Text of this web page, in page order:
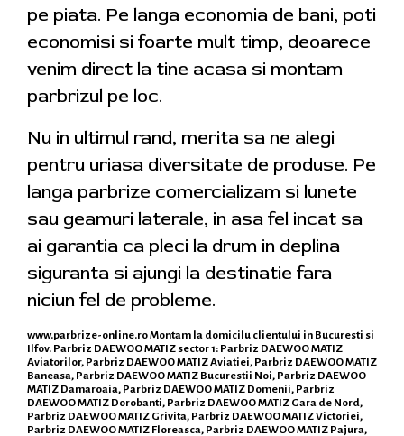
pe piata. Pe langa economia de bani, poti
economisi si foarte mult timp, deoarece
venim direct la tine acasa si montam
parbrizul pe loc.
Nu in ultimul rand, merita sa ne alegi
pentru uriasa diversitate de produse. Pe
langa parbrize comercializam si lunete
sau geamuri laterale, in asa fel incat sa
ai garantia ca pleci la drum in deplina
siguranta si ajungi la destinatie fara
niciun fel de probleme.
www.parbrize-online.roMontam la domicilu clientului in Bucuresti si
Ilfov. Parbriz DAEWOO MATIZ sector 1: Parbriz DAEWOO MATIZ
Aviatorilor, Parbriz DAEWOO MATIZ Aviatiei, Parbriz DAEWOO MATIZ
Baneasa, Parbriz DAEWOO MATIZ Bucurestii Noi, Parbriz DAEWOO
MATIZ Damaroaia, Parbriz DAEWOO MATIZ Domenii, Parbriz
DAEWOO MATIZ Dorobanti, Parbriz DAEWOO MATIZ Gara de Nord,
Parbriz DAEWOO MATIZ Grivita, Parbriz DAEWOO MATIZ Victoriei,
Parbriz DAEWOO MATIZ Floreasca, Parbriz DAEWOO MATIZ Pajura,